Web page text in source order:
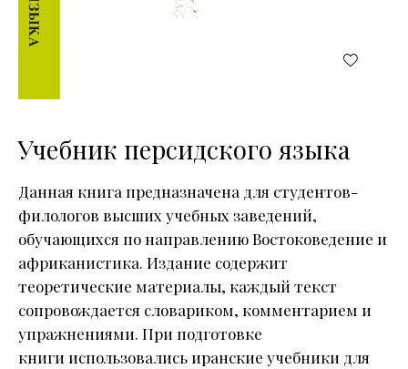
Учебник персидского языка
Данная книга предназначена для студентов-
филологов высших учебных заведений,
обучающихся по направлению Востоковедение и
африканистика. Издание содержит
теоретические материалы, каждый текст
сопровождается словариком, комментарием и
упражнениями. При подготовке
книги использовались иранские учебники для